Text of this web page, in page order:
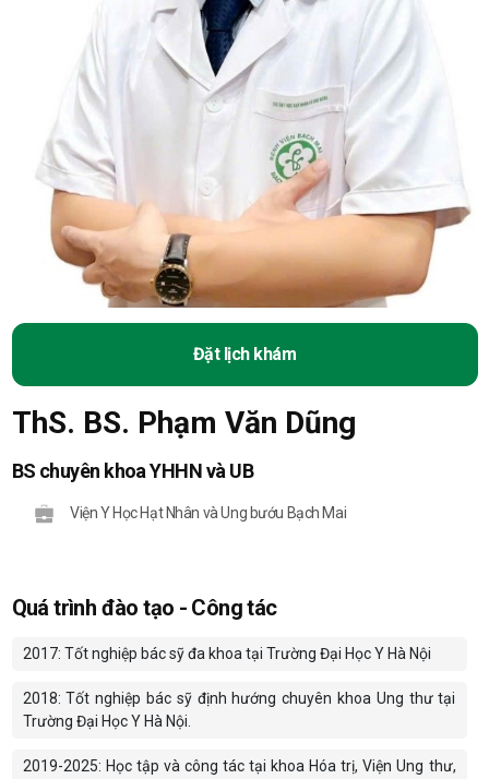
Đặt lịch khám
ThS. BS. Phạm Văn Dũng
BS chuyên khoa YHHN và UB
Viện Y Học Hạt Nhân và Ung bướu Bạch Mai
Quá trình đào tạo - Công tác
2017: Tốt nghiệp bác sỹ đa khoa tại Trường Đại Học Y Hà Nội
2018: Tốt nghiệp bác sỹ định hướng chuyên khoa Ung thư tại
Trường Đại Học Y Hà Nội.
2019-2025: Học tập và công tác tại khoa Hóatrị, Viện Ung thư,